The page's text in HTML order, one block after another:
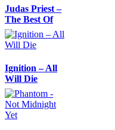
Judas Priest –
The Best Of
Ignition – All
Will Die